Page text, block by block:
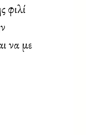
φιλί
να με